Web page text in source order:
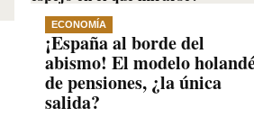
ECONOMÍA
¡España al borde del
abismo! El modelo
de pensiones, ¿la única
salida?